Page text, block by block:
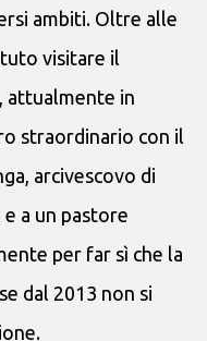
ambiti. Oltre alle
visitare il
attualmente in
straordinario con il
arcivescovo di
e a un pastore
per far sì che la
dal 2013 non si